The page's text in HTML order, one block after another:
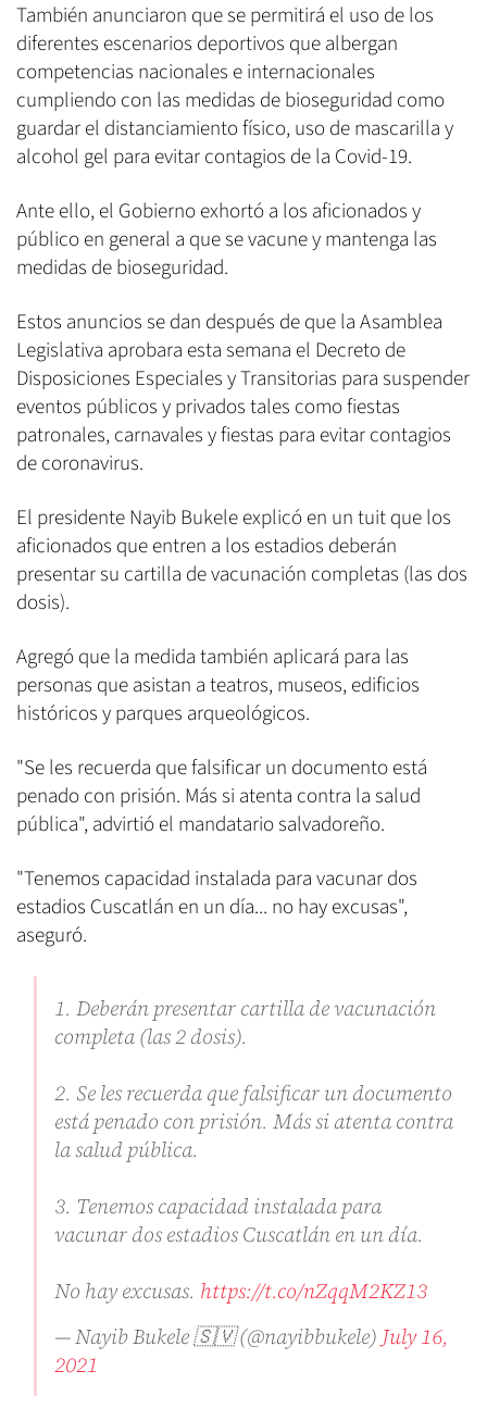
También anunciaron que se permitirá el uso de los
diferentes escenarios deportivos que albergan
competencias nacionales e internacionales
cumpliendo con las medidas de bioseguridad como
guardar el distanciamiento físico, uso de mascarilla y
alcohol gel para evitar contagios de la Covid-19.
Ante ello, el Gobierno exhortó a los aficionados y
público en general a que se vacune y mantenga las
medidas de bioseguridad.
Estos anuncios se dan después de que la Asamblea
Legislativa aprobara esta semana el Decreto de
Disposiciones Especiales y Transitorias para suspender
eventos públicos y privados tales como fiestas
patronales, carnavales y fiestas para evitar contagios
de coronavirus.
El presidente Nayib Bukele explicó en un tuit que los
aficionados que entren a los estadios deberán
presentar su cartilla de vacunación completas (las dos
dosis).
Agregó que la medida también aplicará para las
personas que asistan a teatros, museos, edificios
históricos y parques arqueológicos.
"Se les recuerda que falsificar un documento está
penado con prisión. Más si atenta contra la salud
pública", advirtió el mandatario salvadoreño.
"Tenemos capacidad instalada para vacunar dos
estadios Cuscatlán en un día... no hay excusas",
aseguró.
1. Deberán presentar cartilla de vacunación
completa (las 2 dosis).
2. Se les recuerda que falsificar un documento
está penado con prisión. Más si atenta contra
la salud pública.
3. Tenemos capacidad instalada para
vacunar dos estadios Cuscatlán en un día.
No hay excusas. https://t.co/nZqqM2KZ13
— Nayib Bukele 🇸🇻 (@nayibbukele) July 16,
2021